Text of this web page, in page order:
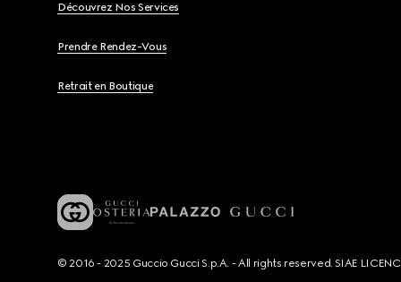
Découvrez Nos Services
Prendre Rendez-Vous
Retrait en Boutique
© 2016 - 2025 Guccio Gucci S.p.A. - All rights reserved. SIAE